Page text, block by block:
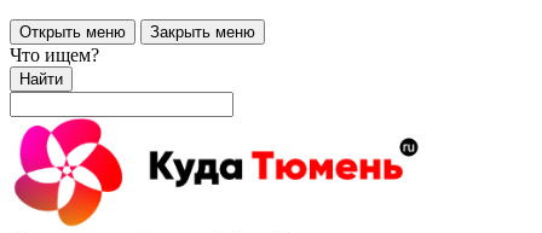
Открыть меню Закрыть меню
Что ищем?
Найти